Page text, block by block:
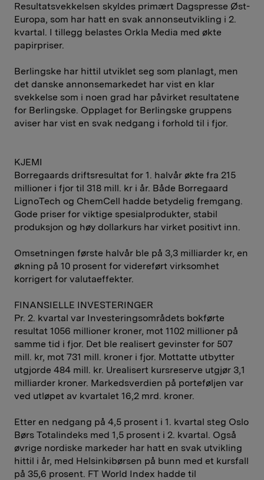
Resultatsvekkelsen skyldes primært Dagspresse Øst-
Europa, som har hatt en svak annonseutvikling i 2.
kvartal. I tillegg belastes Orkla Media med økte
papirpriser.
Berlingske har hittil utviklet seg som planlagt, men
det danske annonsemarkedet har vist en klar
svekkelse som i noen grad har påvirket resultatene
for Berlingske. Opplaget for Berlingske gruppens
aviser har vist en svak nedgang i forhold til i fjor.
KJEMI
Borregaards driftsresultat for 1. halvår økte fra 215
millioner i fjor til 318 mill. kr i år. Både Borregaard
LignoTech og ChemCell hadde betydelig fremgang.
Gode priser for viktige spesialprodukter, stabil
produksjon og høy dollarkurs har virket positivt inn.
Omsetningen første halvår ble på 3,3 milliarder kr, en
økning på 10 prosent for videreført virksomhet
korrigert for valutaeffekter.
FINANSIELLE INVESTERINGER
Pr. 2. kvartal var Investeringsområdets bokførte
resultat 1056 millioner kroner, mot 1102 millioner på
samme tid i fjor. Det ble realisert gevinster for 507
mill. kr, mot 731 mill. kroner i fjor. Mottatte utbytter
utgjorde 484 mill. kr. Urealisert kursreserve utgjør 3,1
milliarder kroner. Markedsverdien på porteføljen var
ved utløpet av kvartalet 16,2 mrd. kroner.
Etter en nedgang på 4,5 prosent i 1. kvartal steg Oslo
Børs Totalindeks med 1,5 prosent i 2. kvartal. Også
øvrige nordiske markeder har hatt en svak utvikling
hittil i år, med Helsinkibørsen på bunn med et kursfall
på 35,6 prosent. FT World Index hadde til